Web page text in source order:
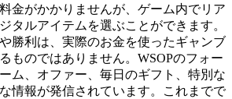
金がかかりませんが、ゲーム内でリア
タルアイテムを選ぶことができます。
勝利は、実際のお金を使ったギャンブ
ものではありません。WSOPのフォー
ム、オファー、毎日のギフト、特別な
情報が発信されています。これまでで